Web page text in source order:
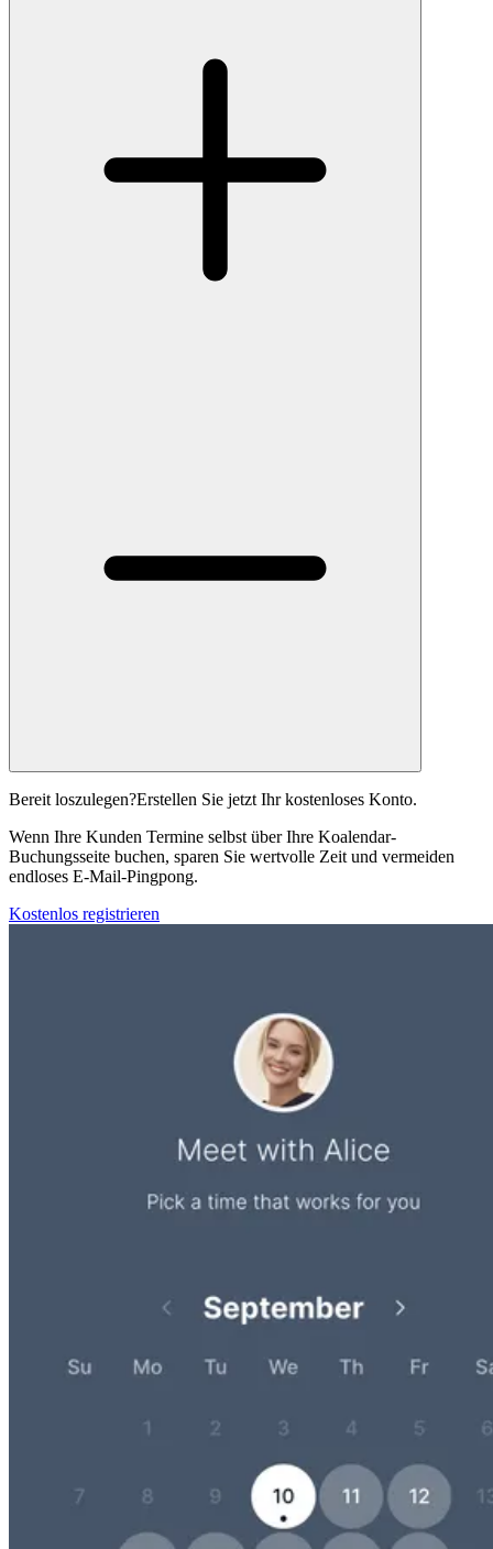
Bereit loszulegen?Erstellen Sie jetzt Ihr kostenloses Konto.
Wenn Ihre Kunden Termine selbst über Ihre Koalendar-
Buchungsseite buchen, sparen Sie wertvolle Zeit und vermeiden
endloses E-Mail-Pingpong.
Kostenlos registrieren